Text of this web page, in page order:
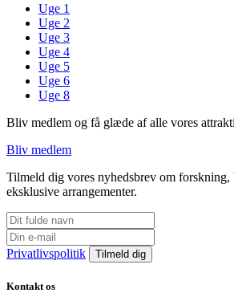
Uge 1
Uge 2
Uge 3
Uge 4
Uge 5
Uge 6
Uge 8
Bliv medlem og få glæde af alle vores
Bliv medlem
Tilmeld dig vores nyhedsbrev om forskning,
eksklusive arrangementer.
Privatlivspolitik
Kontakt os